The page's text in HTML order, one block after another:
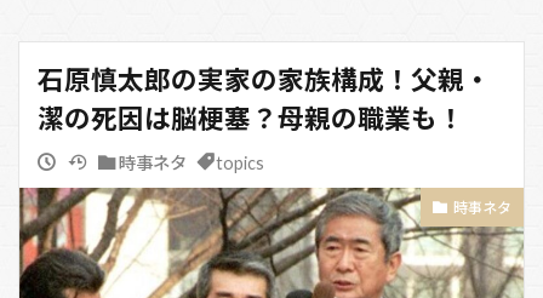
石原慎太郎の実家の家族構成！父親・
潔の死因は脳梗塞？母親の職業も！
時事ネタ topics
時事ネタ